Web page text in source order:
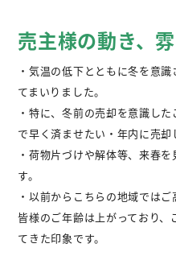
不動産 管理相談
会社案内
売主様の動き、
・気温の低下とともに冬を意
てまいりました。
・特に、冬前の売却を意識し
で早く済ませたい・年内に売却
・荷物片づけや解体等、来春
す。
・以前からこちらの地域では
皆様のご年齢は上がっており
てきた印象です。